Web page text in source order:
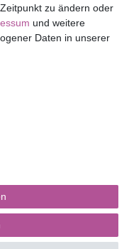
zu ändern oder
und weitere
Daten in unserer